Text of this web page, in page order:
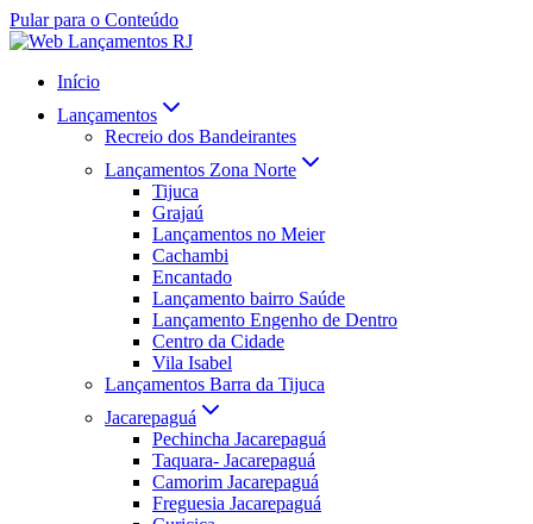
Pular para o Conteúdo
Início
Lançamentos
Recreio dos Bandeirantes
Lançamentos Zona Norte
Tijuca
Grajaú
Lançamentos no Meier
Cachambi
Encantado
Lançamento bairro Saúde
Lançamento Engenho de Dentro
Centro da Cidade
Vila Isabel
Lançamentos Barra da Tijuca
Jacarepaguá
Pechincha Jacarepaguá
Taquara- Jacarepaguá
Camorim Jacarepaguá
Freguesia Jacarepaguá